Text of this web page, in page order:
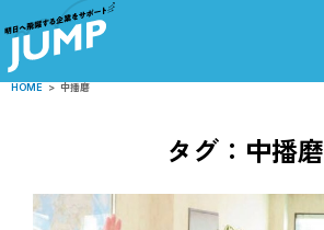
HOME > 中播磨
タグ：中播磨